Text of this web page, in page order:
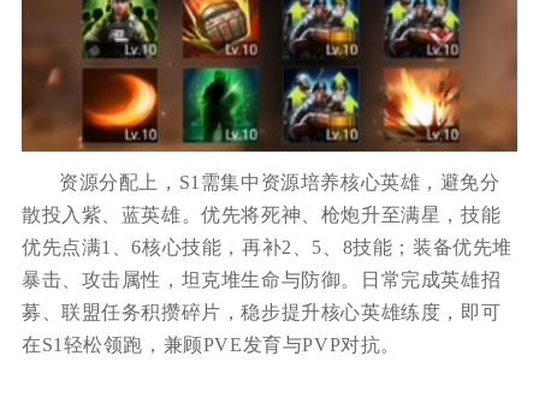
资源分配上，S1需集中资源培养核心英雄，避免分
散投入紫、蓝英雄。优先将死神、枪炮升至满星，技能
优先点满1、6核心技能，再补2、5、8技能；装备优先堆
暴击、攻击属性，坦克堆生命与防御。日常完成英雄招
募、联盟任务积攒碎片，稳步提升核心英雄练度，即可
在S1轻松领跑，兼顾PVE发育与PVP对抗。